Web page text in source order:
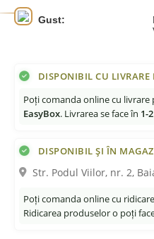
Gust:
DISPONIBIL CU LIVRARE
Poți comanda online cu livrare
EasyBox. Livrarea se face în 1-
DISPONIBIL ȘI ÎN
Str. Podul Viilor, nr. 2,
Poți comanda online cu
Ridicarea produselor o poți